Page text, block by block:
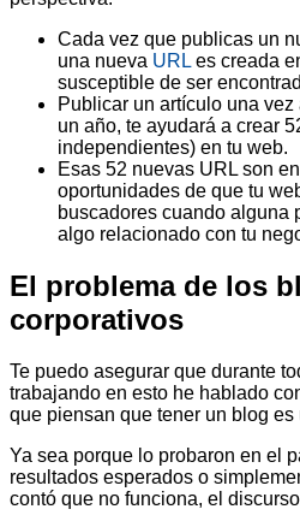
Cada vez que publicas un
una nueva URL es creada
susceptible de ser
Publicar un artículo una
un año, te ayudará a crear
independientes) en tu web.
Esas 52 nuevas URL son
oportunidades de que tu
buscadores cuando alguna
algo relacionado con tu
El problema de los
corporativos
Te puedo asegurar que durante
trabajando en esto he hablado
que piensan que tener un blog
Ya sea porque lo probaron en el
resultados esperados o
contó que no funciona, el